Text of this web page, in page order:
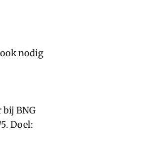
nodig
bij BNG
Doel: